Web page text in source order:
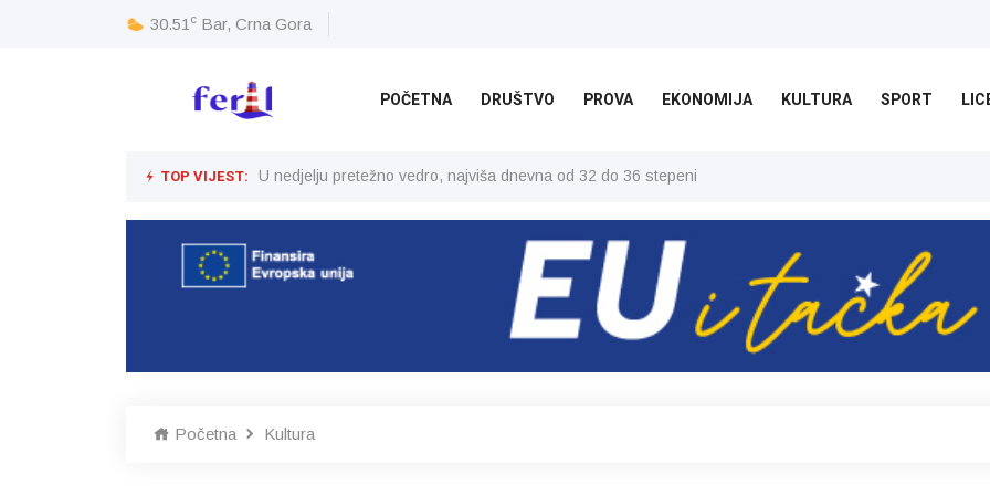
30.51 c Bar, Crna Gora
POČETNA DRUŠTVO PROVA EKONOMIJA KULTURA SPORT
TOP VIJEST: U nedjelju pretežno vedro, najviša dnevna od 32 do 36 stepeni
Početna Kultura